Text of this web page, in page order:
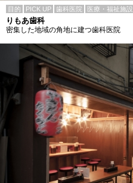
目的 PICK UP 歯科医院 医療・福祉施設
りもあ歯科
密集した地域の角地に建つ歯科医院